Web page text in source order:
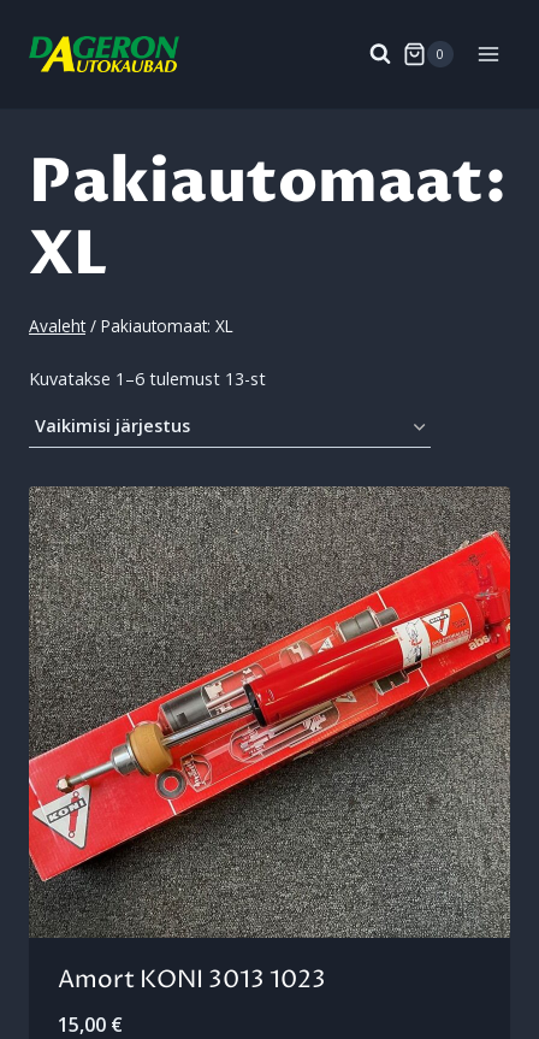
0
Pakiautomaat:
XL
Avaleht / Pakiautomaat: XL
Kuvatakse 1–6 tulemust 13-st
Amort KONI 3013 1023
15,00 €